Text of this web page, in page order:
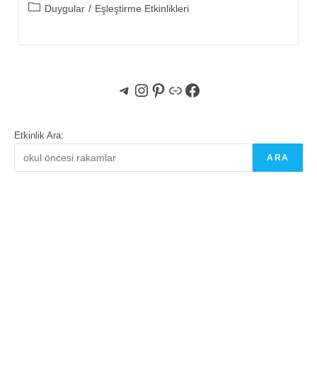
PostDuygular / Eşleştirme Etkinlikleri
Telegram
Instagram
Pinterest
BağlantıFacebook
Etkinlik Ara:
ARA